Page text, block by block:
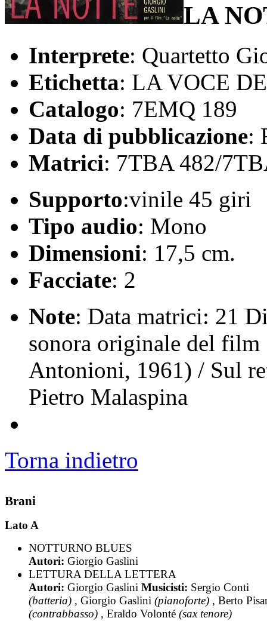
LA
Interprete: Quartetto
Etichetta: LA VOCE
Catalogo: 7EMQ 189
Data di pubblicazione:
Matrici: 7TBA 482/
Supporto:vinile 45 giri
Tipo audio: Mono
Dimensioni: 17,5 cm.
Facciate: 2
Note: Data matrici: 21
sonora originale del
Antonioni, 1961) / Sul
Pietro Malaspina
Torna indietro
Brani
Lato A
NOTTURNO BLUES
Autori: Giorgio Gaslini
LETTURA DELLA LETTERA
Autori: Giorgio Gaslini Musicisti: Sergio Conti
(batteria) , Giorgio Gaslini (pianoforte) , Berto
(contrabbasso) , Eraldo Volonté (sax tenore)